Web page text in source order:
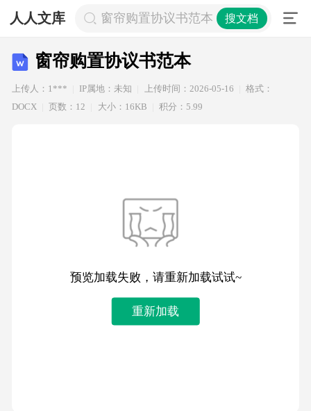
人人文库 窗帘购置协议书范本 搜文档
窗帘购置协议书范本
上传人：1*** IP属地：未知 上传时间：2026-05-16
格式：
DOCX
页数：12 大小：16KB 积分：5.99
预览加载失败，请重新加载试试~
重新加载